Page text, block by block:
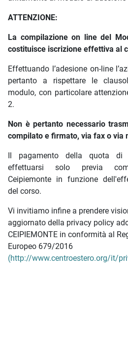
ATTENZIONE:
La compilazione on line del
costituisce iscrizione effettiva al
Effettuando l’adesione on-line
pertanto a rispettare le
modulo, con particolare
2.
Non è pertanto necessario
compilato e firmato, via fax o via
Il pagamento della quota di
effettuarsi solo previa
Ceipiemonte in funzione
del corso.
Vi invitiamo infine a prendere
aggiornato della privacy policy
CEIPIEMONTE in conformità al
Europeo 679/2016
(http://www.centroestero.org/it/